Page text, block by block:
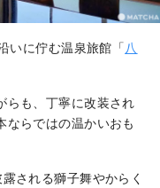
いに佇む温泉旅館「八
らも、丁寧に改装され
ならではの温かいおも
される獅子舞やからく